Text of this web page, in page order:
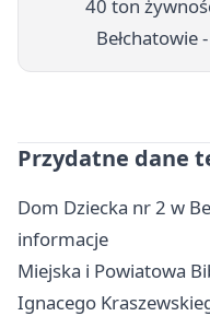
40 ton
Bełchatowie
Przydatne dane
Dom Dziecka nr 2 w
informacje
Miejska i Powiatowa
Ignacego